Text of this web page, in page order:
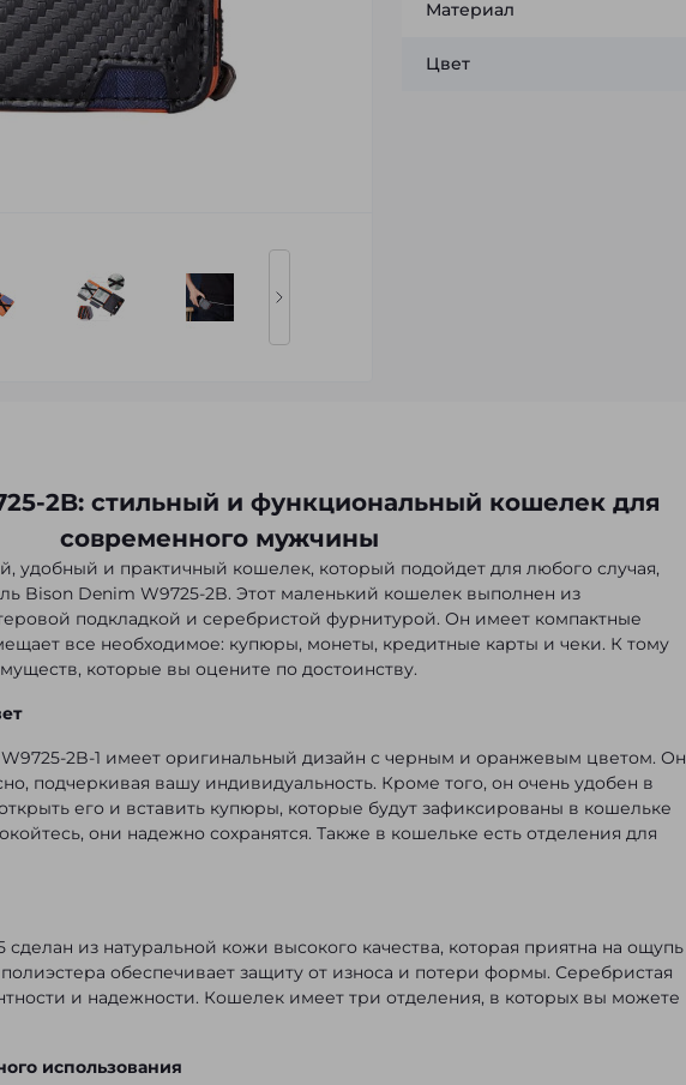
Материал
Цвет
2B: стильный и функциональный кошелек для
современного мужчины
удобный и практичный кошелек, который подойдет для любого случая,
Bison Denim W9725-2B. Этот маленький кошелек выполнен из
подкладкой и серебристой фурнитурой. Он имеет компактные
все необходимое: купюры, монеты, кредитные карты и чеки. К тому
которые вы оцените по достоинству.
2B-1 имеет оригинальный дизайн с черным и оранжевым цветом. Он
подчеркивая вашу индивидуальность. Кроме того, он очень удобен в
его и вставить купюры, которые будут зафиксированы в кошельке
они надежно сохранятся. Также в кошельке есть отделения для
из натуральной кожи высокого качества, которая приятна на ощупь
обеспечивает защиту от износа и потери формы. Серебристая
и надежности. Кошелек имеет три отделения, в которых вы можете
использования